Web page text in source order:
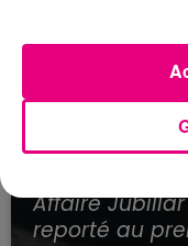
Affaire
reporté au